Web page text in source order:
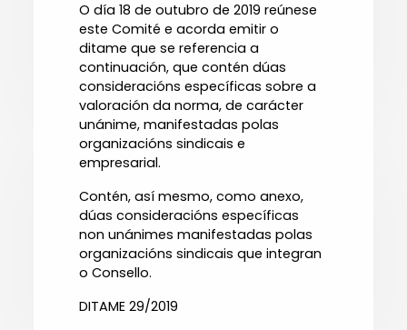
O día 18 de outubro de 2019 reúnese
este Comité e acorda emitir o
ditame que se referencia a
continuación, que contén dúas
consideracións específicas sobre a
valoración da norma, de carácter
unánime, manifestadas polas
organizacións sindicais e
empresarial.
Contén, así mesmo, como anexo,
dúas consideracións específicas
non unánimes manifestadas polas
organizacións sindicais que integran
o Consello.
DITAME 29/2019